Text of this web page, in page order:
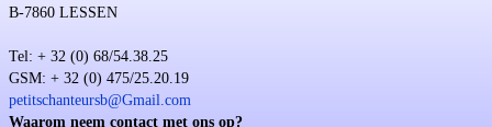
B-7860 LESSEN
Tel: + 32 (0) 68/54.38.25
GSM: + 32 (0) 475/25.20.19
petitschanteursb@Gmail.com
Waarom neem contact met ons op?